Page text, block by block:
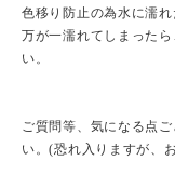
色移り防止の為水に濡れ
万が一濡れてしまった
い。
ご質問等、気になる点
い。(恐れ入りますが、